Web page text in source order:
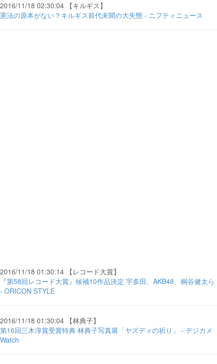
2016/11/18 02:30:04 【キルギス】
憲法の原本がない？キルギス前代未聞の大失態 - ニフティニュース
2016/11/18 01:30:14 【レコード大賞】
『第58回レコード大賞』候補10作品決定 宇多田、AKB48、桐谷健太ら
- ORICON STYLE
2016/11/18 01:30:04 【林典子】
第16回三木淳賞受賞特典 林典子写真展「ヤズディの祈り」 - デジカメ
Watch